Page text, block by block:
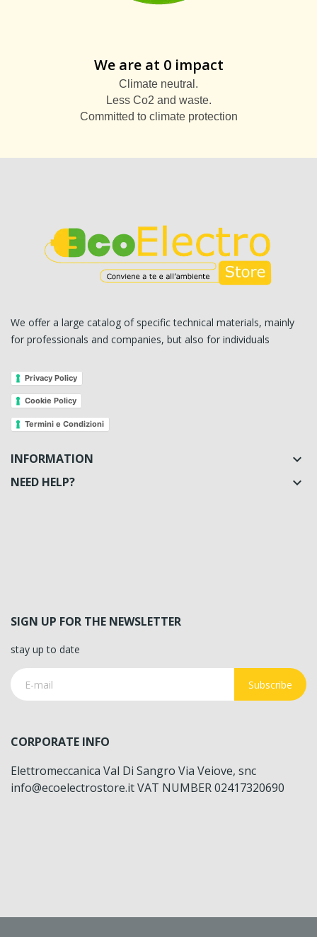
We are at 0 impact
Climate neutral.
Less Co2 and waste.
Committed to climate protection
We offer a large catalog of specific technical materials, mainly
for professionals and companies, but also for individuals
Privacy Policy
Cookie Policy
Termini e Condizioni
INFORMATION 
NEED HELP? 
SIGN UP FOR THE NEWSLETTER
stay up to date
Subscribe
CORPORATE INFO
Elettromeccanica Val Di Sangro Via Veiove, snc
info@ecoelectrostore.it VAT NUMBER 02417320690